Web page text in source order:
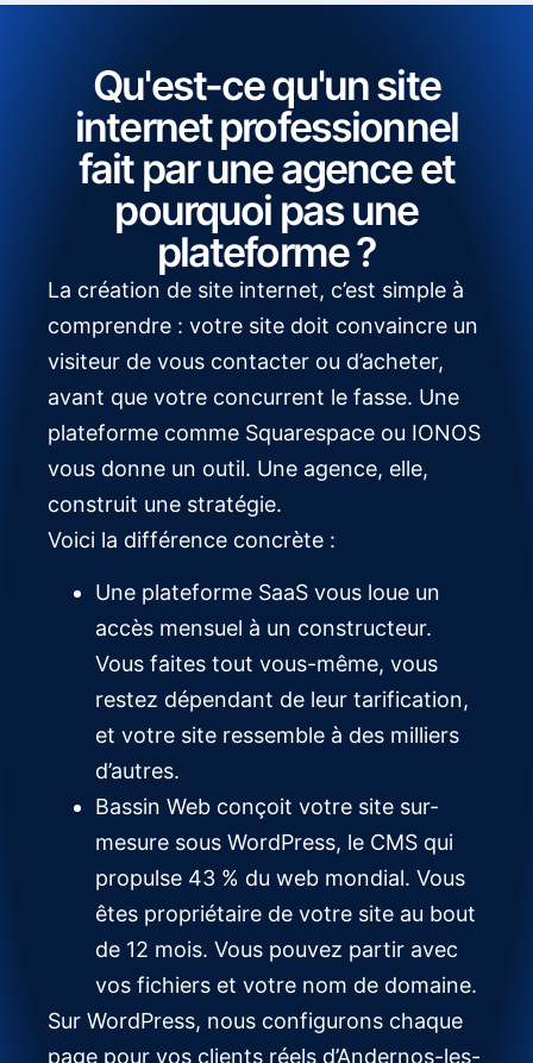
Qu'est-ce qu'un site
internet professionnel
fait par une agence et
pourquoi pas une
plateforme ?
La création de site internet, c’est simple à
comprendre : votre site doit convaincre un
visiteur de vous contacter ou d’acheter,
avant que votre concurrent le fasse. Une
plateforme comme Squarespace ou IONOS
vous donne un outil. Une agence, elle,
construit une stratégie.
Voici la différence concrète :
Une plateforme SaaS vous loue un
accès mensuel à un constructeur.
Vous faites tout vous-même, vous
restez dépendant de leur tarification,
et votre site ressemble à des milliers
d’autres.
Bassin Web conçoit votre site sur-
mesure sous WordPress, le CMS qui
propulse 43 % du web mondial. Vous
êtes propriétaire de votre site au bout
de 12 mois. Vous pouvez partir avec
vos fichiers et votre nom de domaine.
Sur WordPress, nous configurons chaque
page pour vos clients réels d’Andernos-les-